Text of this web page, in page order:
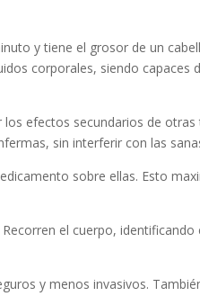
y tiene el grosor de un
corporales, siendo capaces
efectos secundarios de
sin interferir con las
sobre ellas. Esto
el cuerpo,
y menos invasivos.